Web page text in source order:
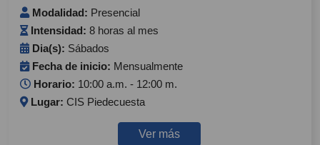
Modalidad: Presencial
Intensidad: 8 horas al mes
Dia(s): Sábados
Fecha de inicio: Mensualmente
Horario: 10:00 a.m. - 12:00 m.
Lugar: CIS Piedecuesta
Ver más